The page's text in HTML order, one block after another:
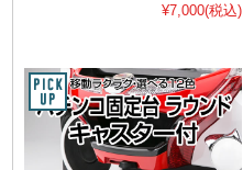
¥7,000(税込)